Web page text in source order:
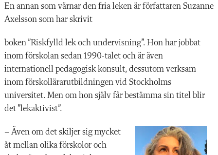
En annan som värnar den fria leken är författaren Suzanne
Axelsson som har skrivit
boken ”Riskfylld lek och undervisning”. Hon har jobbat
inom förskolan sedan 1990-talet och är även
internationell pedagogisk konsult, dessutom verksam
inom förskollärarutbildningen vid Stockholms
universitet. Men om hon själv får bestämma sin titel blir
det ”lekaktivist”.
– Även om det skiljer sig mycket
åt mellan olika förskolor och